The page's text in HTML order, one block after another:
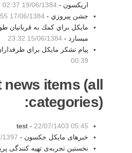
اریکسون - 19/06/1384 02:37
جشن پيروزي - 17/06/1384 15:55
مايكل براي كمك به قربانيان
ميسازد - 15/06/1384 23:32
پيام تشكر مايكل براي
00:39
news items (all
categories):
test - 22/07/1403 05:45
خبرهای مایکل جکسون - 19:05
نخستین تجربه‌ی تهیه کنندگی